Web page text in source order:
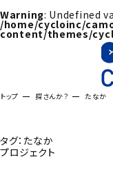
Warning: Undefined
/home/cycloinc/
content/themes/
トップ 探さんか？ たなか
タグ：たなか
プロジェクト